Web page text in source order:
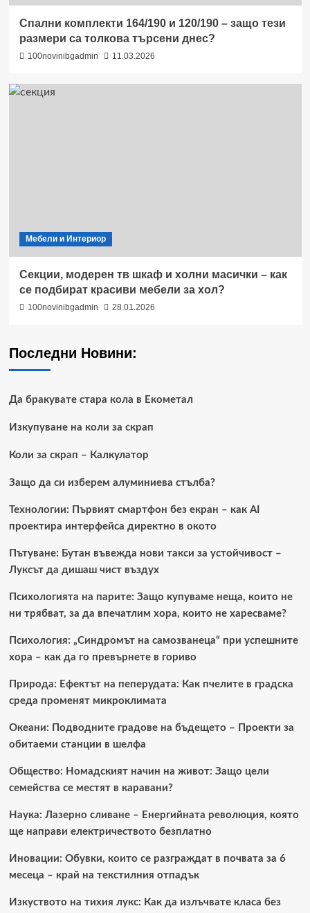
Спални комплекти 164/190 и 120/190 – защо тези
размери са толкова търсени днес?
100novinibgadmin 11.03.2026
Мебели и Интериор
Секции, модерен тв шкаф и холни масички – как
се подбират красиви мебели за хол?
100novinibgadmin 28.01.2026
Последни Новини:
Да бракувате стара кола в Екометал
Изкупуване на коли за скрап
Коли за скрап – Калкулатор
Защо да си изберем алуминиева стълба?
Технологии: Първият смартфон без екран – как AI
проектира интерфейса директно в окото
Пътуване: Бутан въвежда нови такси за устойчивост –
Луксът да дишаш чист въздух
Психологията на парите: Защо купуваме неща, които не
ни трябват, за да впечатлим хора, които не харесваме?
Психология: „Синдромът на самозванеца“ при успешните
хора – как да го превърнете в гориво
Природа: Ефектът на пеперудата: Как пчелите в градска
среда променят микроклимата
Океани: Подводните градове на бъдещето – Проекти за
обитаеми станции в шелфа
Общество: Номадският начин на живот: Защо цели
семейства се местят в каравани?
Наука: Лазерно сливане – Енергийната революция, която
ще направи електричеството безплатно
Иновации: Обувки, които се разграждат в почвата за 6
месеца – край на текстилния отпадък
Изкуството на тихия лукс: Как да излъчвате класа без